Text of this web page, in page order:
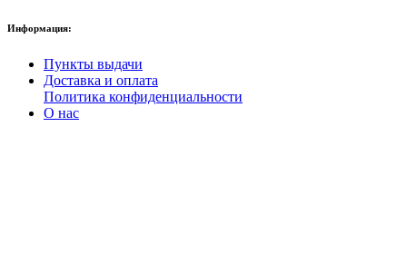
Информация:
Пункты выдачи
Доставка и оплата
Политика конфиденциальности
О нас